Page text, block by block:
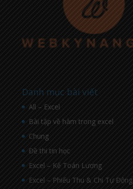
Danh mục bài viết
All – Excel
Bài tập về hàm trong excel
Chung
Đề thi tin học
Excel – Kế Toán Lương
Excel – Phiếu Thu & Chi Tự Động